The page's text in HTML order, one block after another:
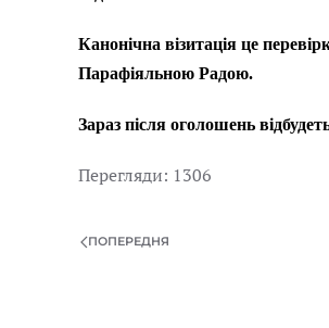
Канонічна візитація це
Парафіяльною Радою.
Зараз після оголошень
Перегляди: 1306
ПОПЕРЕДНЯ